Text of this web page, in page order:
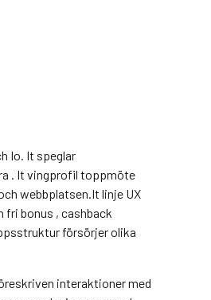
Io. It speglar
. It vingprofil toppmöte
webbplatsen.It linje UX
fri bonus , cashback
försörjer olika
interaktioner med